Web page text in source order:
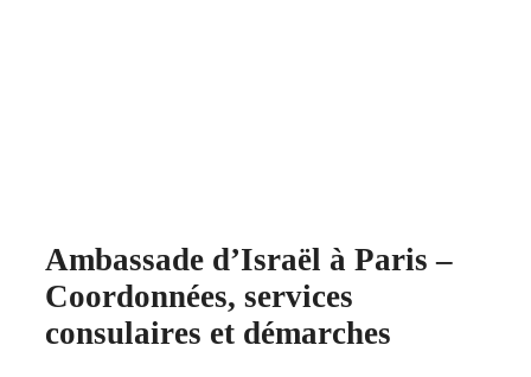
Ambassade d’Israël à Paris –
Coordonnées, services
consulaires et démarches